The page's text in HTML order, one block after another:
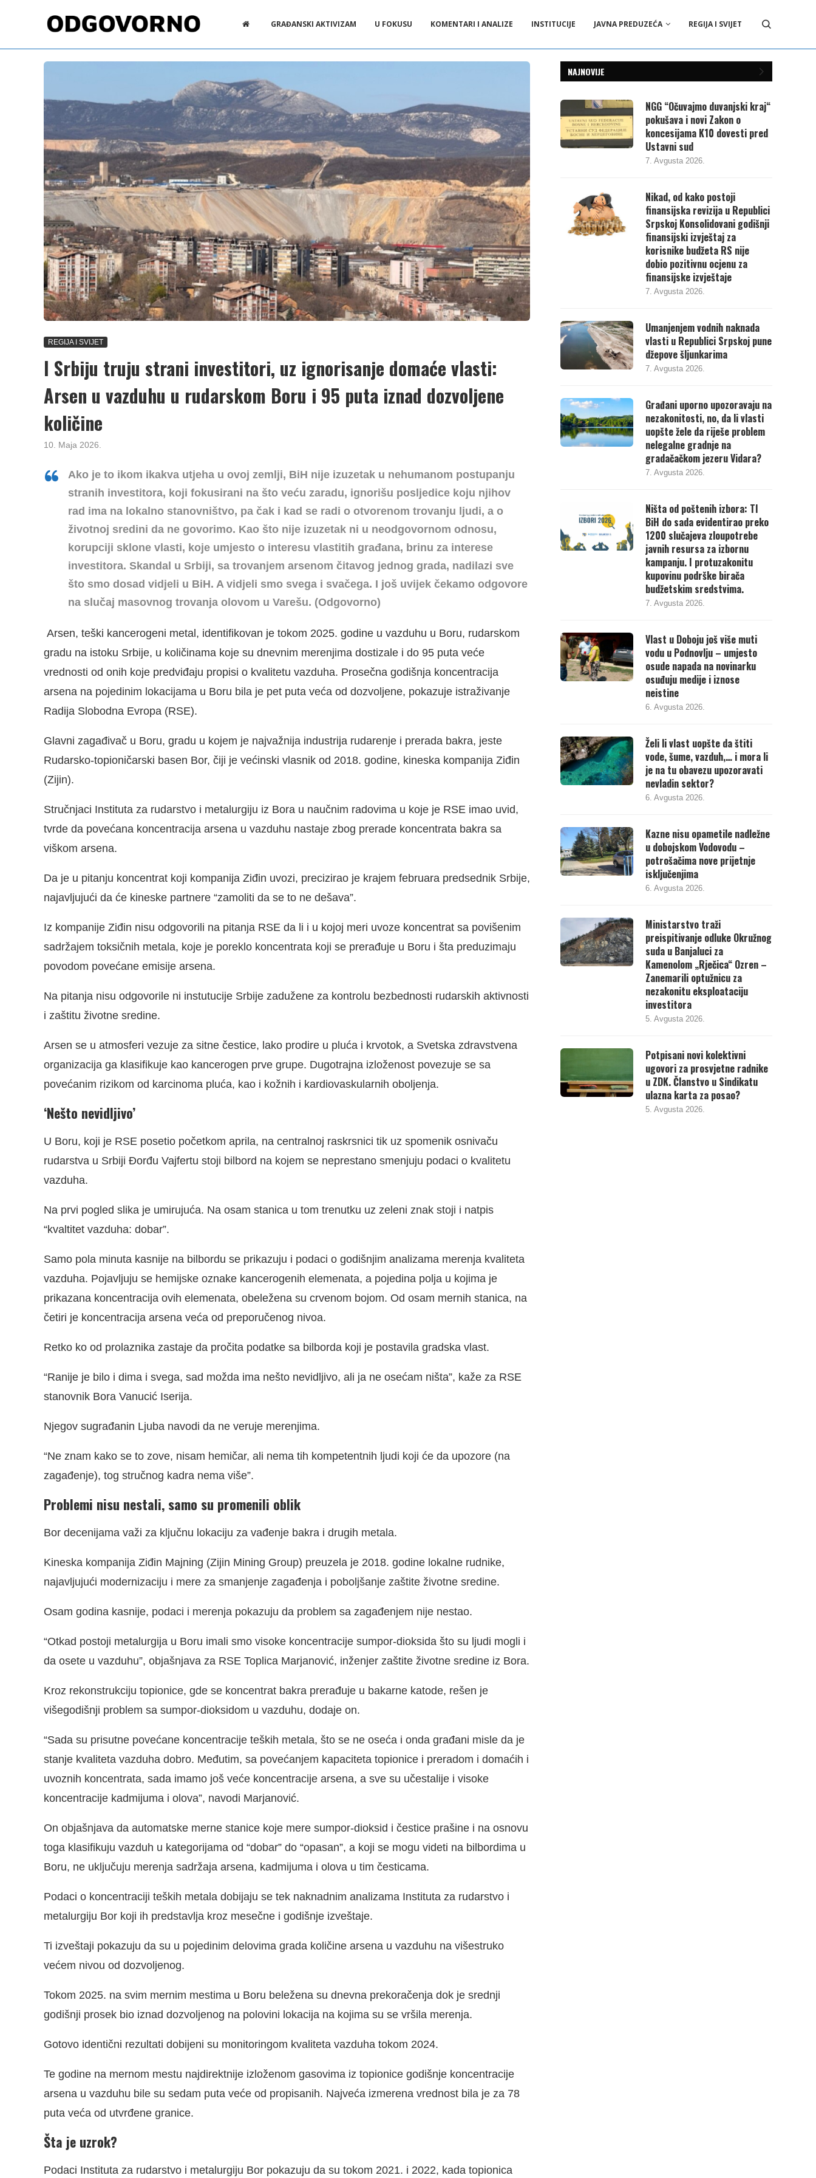
GRAĐANSKI AKTIVIZAM U FOKUSU KOMENTARI I ANALIZE INSTITUCIJE JAVNA PREDUZEĆA REGIJA I SVIJET
REGIJA I SVIJET
I Srbiju truju strani investitori, uz ignorisanje domaće vlasti:
Arsen u vazduhu u rudarskom Boru i 95 puta iznad dozvoljene
količine
10. Maja 2026.
Ako je to ikom ikakva utjeha u ovoj zemlji, BiH nije izuzetak u nehumanom postupanju
stranih investitora, koji fokusirani na što veću zaradu, ignorišu posljedice koju njihov
rad ima na lokalno stanovništvo, pa čak i kad se radi o otvorenom trovanju ljudi, a o
životnoj sredini da ne govorimo. Kao što nije izuzetak ni u neodgovornom odnosu,
korupciji sklone vlasti, koje umjesto o interesu vlastitih građana, brinu za interese
investitora. Skandal u Srbiji, sa trovanjem arsenom čitavog jednog grada, nadilazi sve
što smo dosad vidjeli u BiH. A vidjeli smo svega i svačega. I još uvijek čekamo odgovore
na slučaj masovnog trovanja olovom u Varešu. (Odgovorno)
Arsen, teški kancerogeni metal, identifikovan je tokom 2025. godine u vazduhu u Boru, rudarskom
gradu na istoku Srbije, u količinama koje su dnevnim merenjima dostizale i do 95 puta veće
vrednosti od onih koje predviđaju propisi o kvalitetu vazduha. Prosečna godišnja koncentracija
arsena na pojedinim lokacijama u Boru bila je pet puta veća od dozvoljene, pokazuje istraživanje
Radija Slobodna Evropa (RSE).
Glavni zagađivač u Boru, gradu u kojem je najvažnija industrija rudarenje i prerada bakra, jeste
Rudarsko-topioničarski basen Bor, čiji je većinski vlasnik od 2018. godine, kineska kompanija Ziđin
(Zijin).
Stručnjaci Instituta za rudarstvo i metalurgiju iz Bora u naučnim radovima u koje je RSE imao uvid,
tvrde da povećana koncentracija arsena u vazduhu nastaje zbog prerade koncentrata bakra sa
viškom arsena.
Da je u pitanju koncentrat koji kompanija Ziđin uvozi, precizirao je krajem februara predsednik Srbije,
najavljujući da će kineske partnere “zamoliti da se to ne dešava”.
Iz kompanije Ziđin nisu odgovorili na pitanja RSE da li i u kojoj meri uvoze koncentrat sa povišenim
sadržajem toksičnih metala, koje je poreklo koncentrata koji se prerađuje u Boru i šta preduzimaju
povodom povećane emisije arsena.
Na pitanja nisu odgovorile ni instutucije Srbije zadužene za kontrolu bezbednosti rudarskih aktivnosti
i zaštitu životne sredine.
Arsen se u atmosferi vezuje za sitne čestice, lako prodire u pluća i krvotok, a Svetska zdravstvena
organizacija ga klasifikuje kao kancerogen prve grupe. Dugotrajna izloženost povezuje se sa
povećanim rizikom od karcinoma pluća, kao i kožnih i kardiovaskularnih oboljenja.
‘Nešto nevidljivo’
U Boru, koji je RSE posetio početkom aprila, na centralnoj raskrsnici tik uz spomenik osnivaču
rudarstva u Srbiji Đorđu Vajfertu stoji bilbord na kojem se neprestano smenjuju podaci o kvalitetu
vazduha.
Na prvi pogled slika je umirujuća. Na osam stanica u tom trenutku uz zeleni znak stoji i natpis
“kvaltitet vazduha: dobar”.
Samo pola minuta kasnije na bilbordu se prikazuju i podaci o godišnjim analizama merenja kvaliteta
vazduha. Pojavljuju se hemijske oznake kancerogenih elemenata, a pojedina polja u kojima je
prikazana koncentracija ovih elemenata, obeležena su crvenom bojom. Od osam mernih stanica, na
četiri je koncentracija arsena veća od preporučenog nivoa.
Retko ko od prolaznika zastaje da pročita podatke sa bilborda koji je postavila gradska vlast.
“Ranije je bilo i dima i svega, sad možda ima nešto nevidljivo, ali ja ne osećam ništa”, kaže za RSE
stanovnik Bora Vanucić Iserija.
Njegov sugrađanin Ljuba navodi da ne veruje merenjima.
“Ne znam kako se to zove, nisam hemičar, ali nema tih kompetentnih ljudi koji će da upozore (na
zagađenje), tog stručnog kadra nema više”.
Problemi nisu nestali, samo su promenili oblik
Bor decenijama važi za ključnu lokaciju za vađenje bakra i drugih metala.
Kineska kompanija Ziđin Majning (Zijin Mining Group) preuzela je 2018. godine lokalne rudnike,
najavljujući modernizaciju i mere za smanjenje zagađenja i poboljšanje zaštite životne sredine.
Osam godina kasnije, podaci i merenja pokazuju da problem sa zagađenjem nije nestao.
“Otkad postoji metalurgija u Boru imali smo visoke koncentracije sumpor-dioksida što su ljudi mogli i
da osete u vazduhu”, objašnjava za RSE Toplica Marjanović, inženjer zaštite životne sredine iz Bora.
Kroz rekonstrukciju topionice, gde se koncentrat bakra prerađuje u bakarne katode, rešen je
višegodišnji problem sa sumpor-dioksidom u vazduhu, dodaje on.
“Sada su prisutne povećane koncentracije teških metala, što se ne oseća i onda građani misle da je
stanje kvaliteta vazduha dobro. Međutim, sa povećanjem kapaciteta topionice i preradom i domaćih i
uvoznih koncentrata, sada imamo još veće koncentracije arsena, a sve su učestalije i visoke
koncentracije kadmijuma i olova”, navodi Marjanović.
On objašnjava da automatske merne stanice koje mere sumpor-dioksid i čestice prašine i na osnovu
toga klasifikuju vazduh u kategorijama od “dobar” do “opasan”, a koji se mogu videti na bilbordima u
Boru, ne uključuju merenja sadržaja arsena, kadmijuma i olova u tim česticama.
Podaci o koncentraciji teških metala dobijaju se tek naknadnim analizama Instituta za rudarstvo i
metalurgiju Bor koji ih predstavlja kroz mesečne i godišnje izveštaje.
Ti izveštaji pokazuju da su u pojedinim delovima grada količine arsena u vazduhu na višestruko
većem nivou od dozvoljenog.
Tokom 2025. na svim mernim mestima u Boru beležena su dnevna prekoračenja dok je srednji
godišnji prosek bio iznad dozvoljenog na polovini lokacija na kojima su se vršila merenja.
Gotovo identični rezultati dobijeni su monitoringom kvaliteta vazduha tokom 2024.
Te godine na mernom mestu najdirektnije izloženom gasovima iz topionice godišnje koncentracije
arsena u vazduhu bile su sedam puta veće od propisanih. Najveća izmerena vrednost bila je za 78
puta veća od utvrđene granice.
Šta je uzrok?
Podaci Instituta za rudarstvo i metalurgiju Bor pokazuju da su tokom 2021. i 2022, kada topionica
NAJNOVIJE
NGG “Očuvajmo duvanjski kraj“
pokušava i novi Zakon o
koncesijama K10 dovesti pred
Ustavni sud
7. Avgusta 2026.
Nikad, od kako postoji
finansijska revizija u Republici
Srpskoj Konsolidovani godišnji
finansijski izvještaj za
korisnike budžeta RS nije
dobio pozitivnu ocjenu za
finansijske izvještaje
7. Avgusta 2026.
Umanjenjem vodnih naknada
vlasti u Republici Srpskoj pune
džepove šljunkarima
7. Avgusta 2026.
Građani uporno upozoravaju na
nezakonitosti, no, da li vlasti
uopšte žele da riješe problem
nelegalne gradnje na
gradačačkom jezeru Vidara?
7. Avgusta 2026.
Ništa od poštenih izbora: TI
BiH do sada evidentirao preko
1200 slučajeva zloupotrebe
javnih resursa za izbornu
kampanju. I protuzakonitu
kupovinu podrške birača
budžetskim sredstvima.
7. Avgusta 2026.
Vlast u Doboju još više muti
vodu u Podnovlju – umjesto
osude napada na novinarku
osuđuju medije i iznose
neistine
6. Avgusta 2026.
Želi li vlast uopšte da štiti
vode, šume, vazduh,… i mora li
je na tu obavezu upozoravati
nevladin sektor?
6. Avgusta 2026.
Kazne nisu opametile nadležne
u dobojskom Vodovodu –
potrošačima nove prijetnje
isključenjima
6. Avgusta 2026.
Ministarstvo traži
preispitivanje odluke Okružnog
suda u Banjaluci za
Kamenolom „Rječica“ Ozren –
Zanemarili optužnicu za
nezakonitu eksploataciju
investitora
5. Avgusta 2026.
Potpisani novi kolektivni
ugovori za prosvjetne radnike
u ZDK. Članstvo u Sindikatu
ulazna karta za posao?
5. Avgusta 2026.